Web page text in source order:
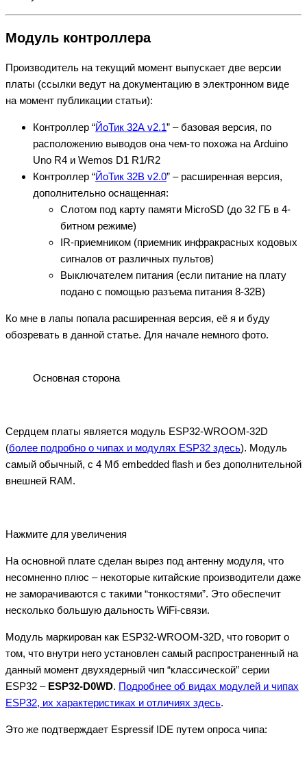
Модуль контроллера
Производитель на текущий момент выпускает две версии
платы (ссылки ведут на документацию в электронном виде
на момент публикации статьи):
Контроллер “ЙоТик 32А v2.1” – базовая версия, по
расположению выводов она чем-то похожа на Arduino
Uno R4 и Wemos D1 R1/R2
Контроллер “ЙоТик 32В v2.0” – расширенная версия,
дополнительно оснащенная:
Слотом под карту памяти MicroSD (до 32 ГБ в 4-
битном режиме)
IR-приемником (приемник инфракрасных кодовых
сигналов от различных пультов)
Выключателем питания (если питание на плату
подано с помощью разъема питания 8-32В)
Ко мне в лапы попала расширенная версия, её я и буду
обозревать в данной статье. Для начале немного фото.
Основная сторона
Сердцем платы является модуль ESP32-WROOM-32D
(более подробно о чипах и модулях ESP32 здесь). Модуль
самый обычный, с 4 Мб embedded flash и без дополнительной
внешней RAM.
Нажмите для увеличения
На основной плате сделан вырез под антенну модуля, что
несомненно плюс – некоторые китайские производители даже
не заморачиваются с такими “тонкостями”. Это обеспечит
несколько большую дальность WiFi-связи.
Модуль маркирован как ESP32-WROOM-32D, что говорит о
том, что внутри него установлен самый распространенный на
данный момент двухядерный чип “классической” серии
ESP32 – ESP32-D0WD. Подробнее об видах модулей и чипах
ESP32, их характеристиках и отличиях здесь.
Это же подтверждает Espressif IDE путем опроса чипа: